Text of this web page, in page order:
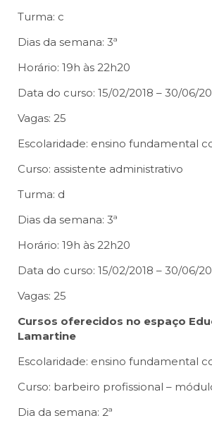
Turma: c
Dias da semana: 3ª
Horário: 19h às 22h20
Data do curso: 15/02/2018 – 30/06/
Vagas: 25
Escolaridade: ensino fundamental
Curso: assistente administrativo
Turma: d
Dias da semana: 3ª
Horário: 19h às 22h20
Data do curso: 15/02/2018 – 30/06/
Vagas: 25
Cursos oferecidos no espaço
Lamartine
Escolaridade: ensino fundamental
Curso: barbeiro profissional –
Dia da semana: 2ª